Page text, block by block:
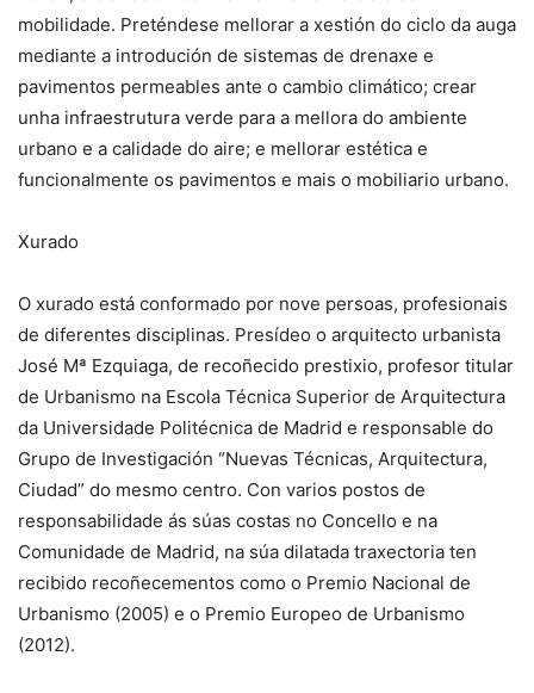
mobilidade. Preténdese mellorar a xestión do ciclo da auga
mediante a introdución de sistemas de drenaxe e
pavimentos permeables ante o cambio climático; crear
unha infraestrutura verde para a mellora do ambiente
urbano e a calidade do aire; e mellorar estética e
funcionalmente os pavimentos e mais o mobiliario urbano.
Xurado
O xurado está conformado por nove persoas, profesionais
de diferentes disciplinas. Presídeo o arquitecto urbanista
José Mª Ezquiaga, de recoñecido prestixio, profesor titular
de Urbanismo na Escola Técnica Superior de Arquitectura
da Universidade Politécnica de Madrid e responsable do
Grupo de Investigación “Nuevas Técnicas, Arquitectura,
Ciudad” do mesmo centro. Con varios postos de
responsabilidade ás súas costas no Concello e na
Comunidade de Madrid, na súa dilatada traxectoria ten
recibido recoñecementos como o Premio Nacional de
Urbanismo (2005) e o Premio Europeo de Urbanismo
(2012).